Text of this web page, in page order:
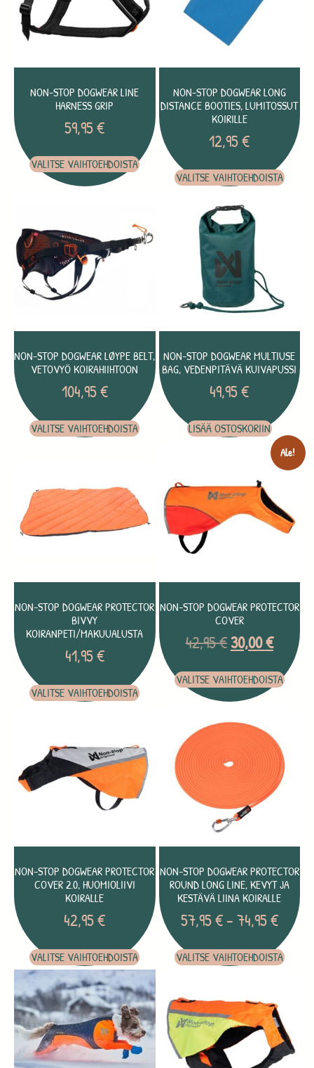
NON-STOP DOGWEAR LINE
HARNESS GRIP
59,95€
VALITSE VAIHTOEHDOISTA
NON-STOP DOGWEAR LONG
DISTANCE BOOTIES, LUMITOSSUT
KOIRILLE
12,95€
VALITSE VAIHTOEHDOISTA
NON-STOP DOGWEAR LØYPE BELT,
VETOVYÖ KOIRAHIIHTOON
104,95€
VALITSE VAIHTOEHDOISTA
NON-STOP DOGWEAR MULTIUSE
BAG, VEDENPITÄVÄ KUIVAPUSSI
49,95€
LISÄÄ OSTOSKORIIN
NON-STOP DOGWEAR PROTECTOR
BIVVY
KOIRANPETI/MAKUUALUSTA
41,95€
VALITSE VAIHTOEHDOISTA
Ale!
NON-STOP DOGWEAR PROTECTOR
COVER
42,95€ 30,00€
VALITSE VAIHTOEHDOISTA
NON-STOP DOGWEAR PROTECTOR
COVER 2.0, HUOMIOLIIVI
KOIRALLE
42,95€
VALITSE VAIHTOEHDOISTA
NON-STOP DOGWEAR PROTECTOR
ROUND LONG LINE, KEVYT JA
KESTÄVÄ LIINA KOIRALLE
57,95€ –74,95€
VALITSE VAIHTOEHDOISTA